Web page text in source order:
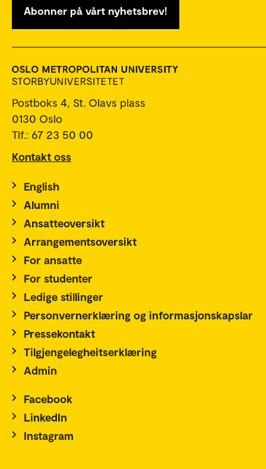
Abonner på vårt nyhetsbrev!
Postboks 4, St. Olavs plass
0130 Oslo
Tlf.: 67 23 50 00
Kontakt oss
English
Alumni
Ansatteoversikt
Arrangementsoversikt
For ansatte
For studenter
Ledige stillinger
Personvernerklæring og informasjonskapslar
Pressekontakt
Tilgjengelegheitserklæring
Admin
Facebook
LinkedIn
Instagram